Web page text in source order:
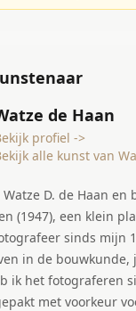
de Haan
profiel ->
alle kunst van
D. de Haan en
(1947), een klein
sinds mijn
de bouwkunde, jeugdzorg en
ik het fotograferen
met voorkeur